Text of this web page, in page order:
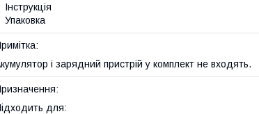
Інструкція
Упаковка
і зарядний пристрій у комплект не входять.
для: